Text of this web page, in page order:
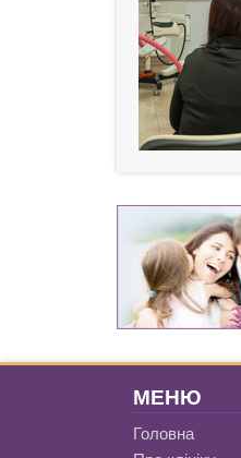
МЕНЮ
Головна